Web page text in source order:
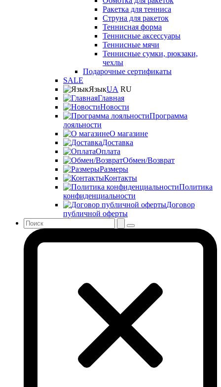
Ракетка для тенниса
Струна для ракеток
Теннисная форма
Теннисные аксессуары
Теннисные мячи
Теннисные сумки, рюкзаки,
чехлы
Подарочные сертификаты
SALE
ЯзыкUA RU
Главная
Новости
Программа
лояльности
О магазине
Доставка
Оплата
Обмен/Возврат
Размеры
Контакты
Политика
конфиденциальности
Договор
публичной оферты